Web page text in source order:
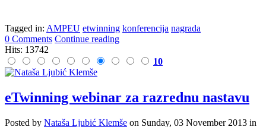
Tagged in: AMPEU etwinning konferencija nagrada
0 Comments Continue reading
Hits: 13742
10
eTwinning webinar za razrednu nastavu
Posted by Nataša Ljubić Klemše on Sunday, 03 November 2013 in